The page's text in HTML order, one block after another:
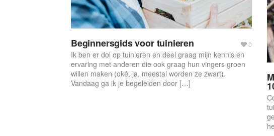
Beginnersgids voor tuinieren
Ik ben er dol op tuinieren en deel graag mijn kennis en
ervaring met anderen die ook graag hun vingers groen
willen maken (oké, ja, meestal worden ze zwart).
Vandaag ga ik je begeleiden door […]
0